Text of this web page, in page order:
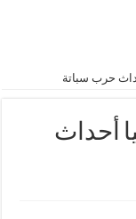
حرب سباتة
أحداث